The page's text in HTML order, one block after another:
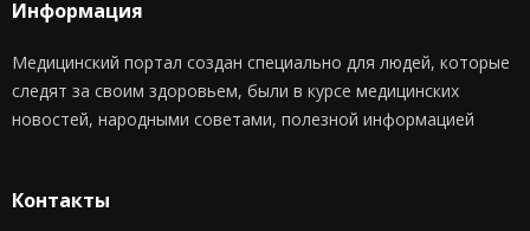
Информация
Медицинский портал создан специально для людей, которые
следят за своим здоровьем, были в курсе медицинских
новостей, народными советами, полезной информацией
Контакты